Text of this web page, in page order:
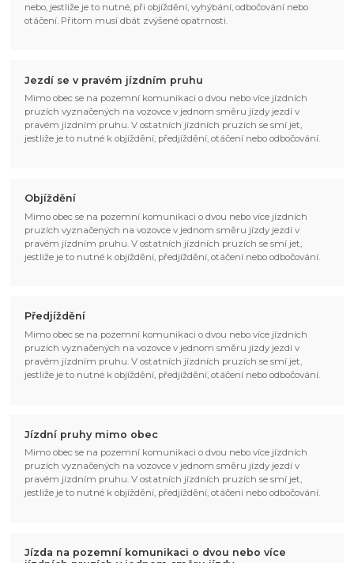
nebo, jestliže je to nutné, při objíždění, vyhýbání, odbočování nebo
otáčení. Přitom musí dbát zvýšené opatrnosti.
Jezdí se v pravém jízdním pruhu
Mimo obec se na pozemní komunikaci o dvou nebo více jízdních
pruzích vyznačených na vozovce v jednom směru jízdy jezdí v
pravém jízdním pruhu. V ostatních jízdních pruzích se smí jet,
jestliže je to nutné k objíždění, předjíždění, otáčení nebo odbočování.
Objíždění
Mimo obec se na pozemní komunikaci o dvou nebo více jízdních
pruzích vyznačených na vozovce v jednom směru jízdy jezdí v
pravém jízdním pruhu. V ostatních jízdních pruzích se smí jet,
jestliže je to nutné k objíždění, předjíždění, otáčení nebo odbočování.
Předjíždění
Mimo obec se na pozemní komunikaci o dvou nebo více jízdních
pruzích vyznačených na vozovce v jednom směru jízdy jezdí v
pravém jízdním pruhu. V ostatních jízdních pruzích se smí jet,
jestliže je to nutné k objíždění, předjíždění, otáčení nebo odbočování.
Jízdní pruhy mimo obec
Mimo obec se na pozemní komunikaci o dvou nebo více jízdních
pruzích vyznačených na vozovce v jednom směru jízdy jezdí v
pravém jízdním pruhu. V ostatních jízdních pruzích se smí jet,
jestliže je to nutné k objíždění, předjíždění, otáčení nebo odbočování.
Jízda na pozemní komunikaci o dvou nebo více